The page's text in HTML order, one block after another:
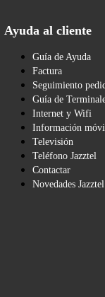
Ayuda al cliente
Guía de Ayuda
Factura
Seguimiento
Guía de
Internet y Wifi
Información
Televisión
Teléfono Jazztel
Contactar
Novedades Jazztel